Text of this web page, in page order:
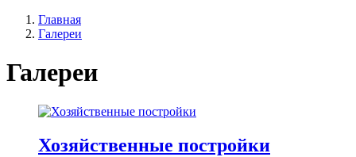
Главная
Галереи
Галереи
Хозяйственные постройки